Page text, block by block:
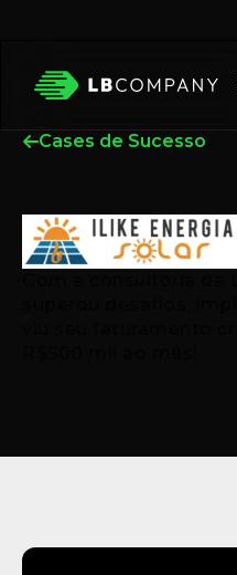
Cases de Sucesso